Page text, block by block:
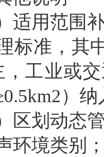
用范围补
标准，其
，工业或
2）
区划动态
环境类别